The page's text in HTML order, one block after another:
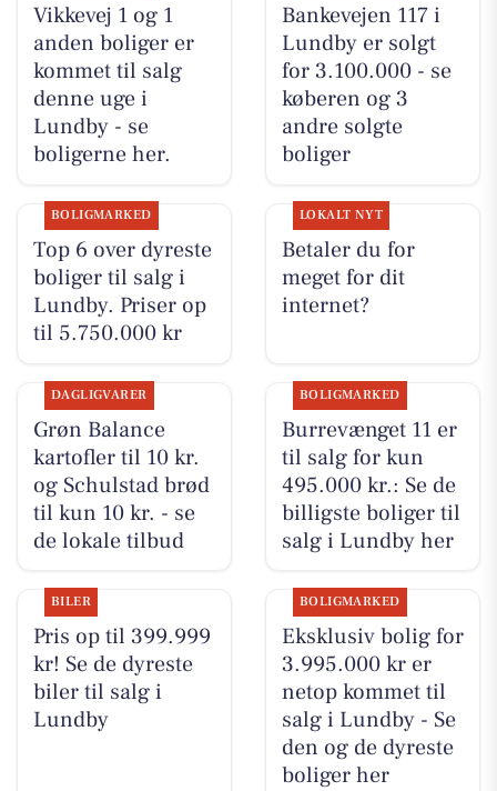
Vikkevej 1 og 1
anden boliger er
kommet til salg
denne uge i
Lundby - se
boligerne her.
Bankevejen 117 i
Lundby er solgt
for 3.100.000 - se
køberen og 3
andre solgte
boliger
BOLIGMARKED
Top 6 over dyreste
boliger til salg i
Lundby. Priser op
til 5.750.000 kr
LOKALT NYT
Betaler du for
meget for dit
internet?
DAGLIGVARER
Grøn Balance
kartofler til 10 kr.
og Schulstad brød
til kun 10 kr. - se
de lokale tilbud
BOLIGMARKED
Burrevænget 11 er
til salg for kun
495.000 kr.: Se de
billigste boliger til
salg i Lundby her
BILER
Pris op til 399.999
kr! Se de dyreste
biler til salg i
Lundby
BOLIGMARKED
Eksklusiv bolig for
3.995.000 kr er
netop kommet til
salg i Lundby - Se
den og de dyreste
boliger her